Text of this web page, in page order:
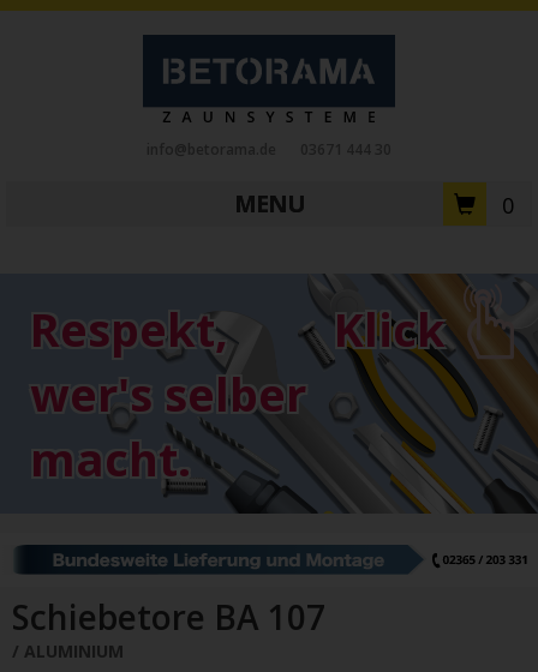
MENU 0
Schiebetore Drehtore Pforten Zaunfelder
Antriebe
Referenzen
Downloads Zubehör
Tore
ALUMINIUM
Schiebetore Industrie
Download
Industrie Zaunsysteme
Klick
Respekt,
wer's selber
macht.
Schiebetore BA 107
ALUMINIUM